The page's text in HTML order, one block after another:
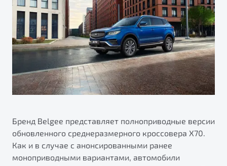
Яркий кроссовер
от 2 219 990 ₽*
Обзор В наличии
Автокредит
Трейд-ин
Страхование
Расчет КАСКО
ПОДДЕРЖКА
Гарантия Belgee
Belgee Линк
Belgee Плюс
Клиентская поддержка
Помощь на дорогах
О дилерском центре
Правовая информация
Бренд Belgee представляет полноприводные версии
обновленного среднеразмерного кроссовера X70.
Как и в случае с анонсированными ранее
моноприводными вариантами, автомобили